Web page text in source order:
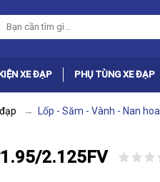
XE ĐẠP PHỤ TÙNG XE ĐẠP
Lốp - Săm - Vành - Nan hoa
2.125FV